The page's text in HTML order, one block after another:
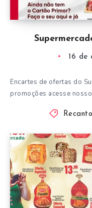
16 de
Encartes de ofertas do
promoções acesse